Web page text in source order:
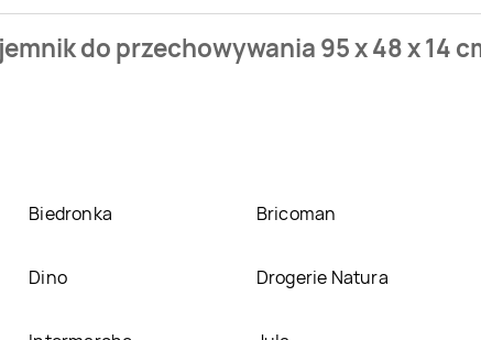
Kaufland. Pojemnik do przechowywania 95 x 48 x 14 cm
do przechowywania 95 x 48 x 14
Biedronka Bricoman
Dino Drogerie Natura